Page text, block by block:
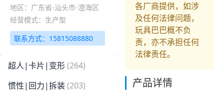
地区：广东省-汕头市-澄海区
经营模式：生产型
联系方式：15815088880
超人|卡片|变形(264)
惯性|回力|拆装(203)
各厂商提供，如涉
及任何法律问题，
玩具巴巴概不负
责，亦不承担任何
法律责任。
产品详情